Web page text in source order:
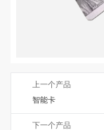
上一个产品
智能卡
下一个产品